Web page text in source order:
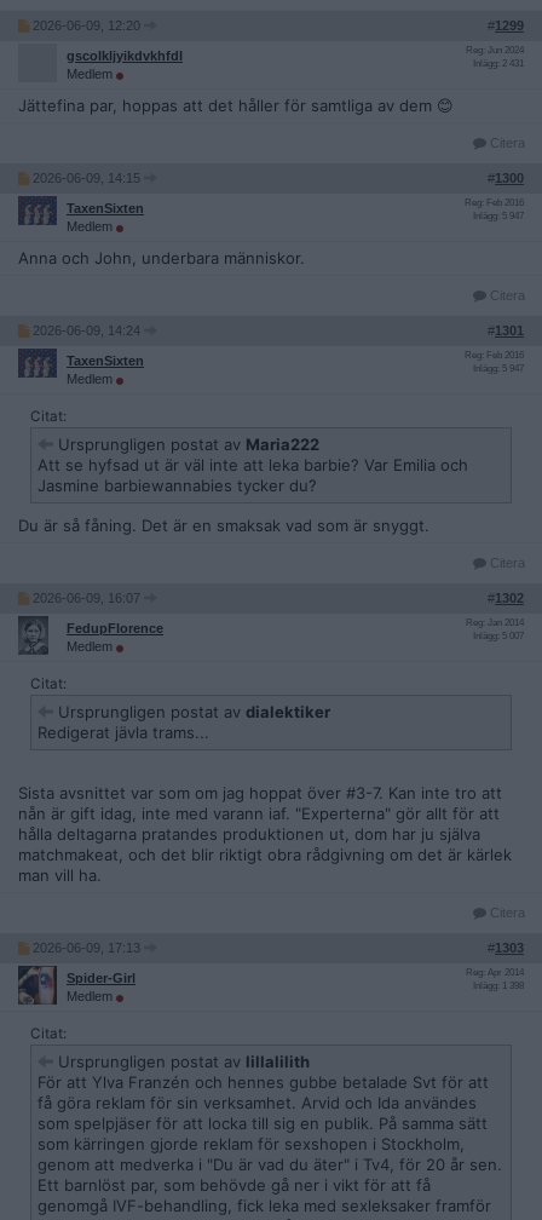
2026-06-09, 12:20 #1299
gscoIkljyikdvkhfdI
Medlem
Reg: Jun 2024
Inlägg: 2 431
Jättefina par, hoppas att det håller för samtliga av dem 😊
Citera
2026-06-09, 14:15 #1300
TaxenSixten
Medlem
Reg: Feb 2016
Inlägg: 5 947
Anna och John, underbara människor.
Citera
2026-06-09, 14:24 #1301
TaxenSixten
Medlem
Reg: Feb 2016
Inlägg: 5 947
Citat:
Ursprungligen postat av Maria222
Att se hyfsad ut är väl inte att leka barbie? Var Emilia och
Jasmine barbiewannabies tycker du?
Du är så fåning. Det är en smaksak vad som är snyggt.
Citera
2026-06-09, 16:07 #1302
FedupFlorence
Medlem
Reg: Jan 2014
Inlägg: 5 007
Citat:
Ursprungligen postat av dialektiker
Redigerat jävla trams...
Sista avsnittet var som om jag hoppat över #3-7. Kan inte tro att
nån är gift idag, inte med varann iaf. "Experterna" gör allt för att
hålla deltagarna pratandes produktionen ut, dom har ju själva
matchmakeat, och det blir riktigt obra rådgivning om det är kärlek
man vill ha.
Citera
2026-06-09, 17:13 #1303
Spider-Girl
Medlem
Reg: Apr 2014
Inlägg: 1 398
Citat:
Ursprungligen postat av lillalilith
För att Ylva Franzén och hennes gubbe betalade Svt för att
få göra reklam för sin verksamhet. Arvid och Ida användes
som spelpjäser för att locka till sig en publik. På samma sätt
som kärringen gjorde reklam för sexshopen i Stockholm,
genom att medverka i "Du är vad du äter" i Tv4, för 20 år sen.
Ett barnlöst par, som behövde gå ner i vikt för att få
genomgå IVF-behandling, fick leka med sexleksaker framför